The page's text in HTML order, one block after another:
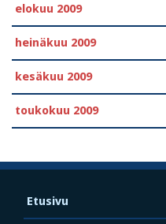
elokuu 2009
heinäkuu 2009
kesäkuu 2009
toukokuu 2009
Etusivu